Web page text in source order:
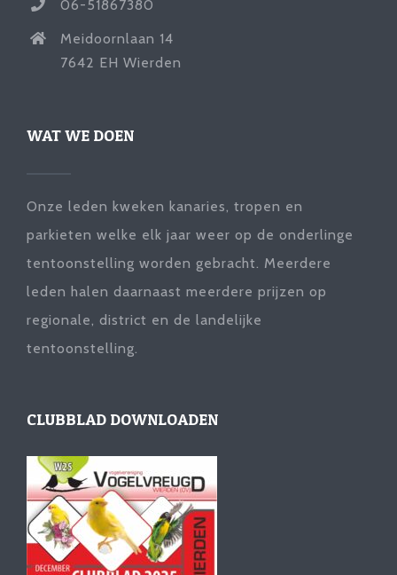
06-51867380
Meidoornlaan 14
7642 EH Wierden
WAT WE DOEN
Onze leden kweken kanaries, tropen en
parkieten welke elk jaar weer op de onderlinge
tentoonstelling worden gebracht. Meerdere
leden halen daarnaast meerdere prijzen op
regionale, district en de landelijke
tentoonstelling.
CLUBBLAD DOWNLOADEN